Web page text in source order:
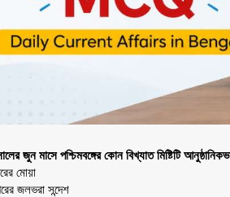
জুন মাসে পশ্চিমবঙ্গের কোন বিখ্যাত মিষ্টিটি
মোয়া
জলভরা সন্দেশ